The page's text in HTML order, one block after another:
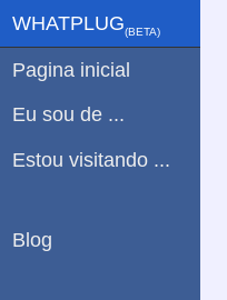
WHATPLUG(ΒETA)
Pagina inicial
Eu sou de ...
Estou visitando ...
Blog